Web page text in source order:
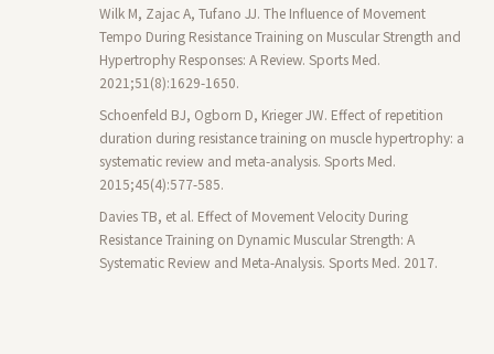
Wilk M, Zajac A, Tufano JJ. The Influence of Movement
Tempo During Resistance Training on Muscular Strength and
Hypertrophy Responses: A Review. Sports Med.
2021;51(8):1629-1650.
Schoenfeld BJ, Ogborn D, Krieger JW. Effect of repetition
duration during resistance training on muscle hypertrophy: a
systematic review and meta-analysis. Sports Med.
2015;45(4):577-585.
Davies TB, et al. Effect of Movement Velocity During
Resistance Training on Dynamic Muscular Strength: A
Systematic Review and Meta-Analysis. Sports Med. 2017.